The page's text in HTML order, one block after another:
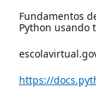
Fundamentos
Python usando
https://